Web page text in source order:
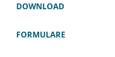
DOWNLOAD
FORMULARE